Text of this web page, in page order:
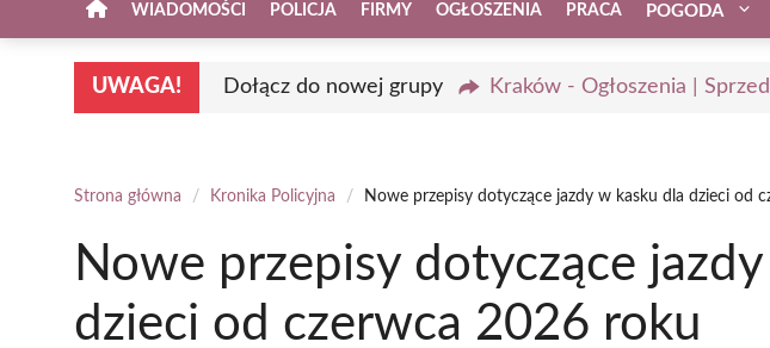
WIADOMOŚCI POLICJA FIRMY OGŁOSZENIA PRACA POGODA
UWAGA! Dołącz do nowej grupy Kraków - Ogłoszenia |
Strona główna / Kronika Policyjna / Nowe przepisy dotyczące jazdy w kasku dla dzieci od
Nowe przepisy dotyczące
dzieci od czerwca 2026 roku